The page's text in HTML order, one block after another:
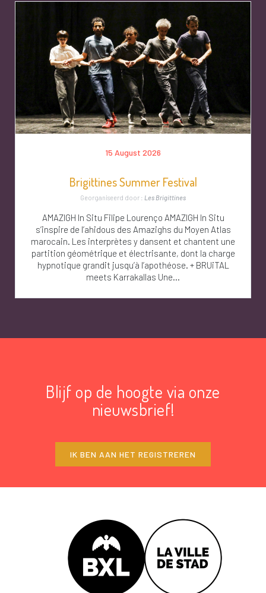
15 August 2026
Brigittines Summer Festival
Georganiseerd door : Les Brigittines
AMAZIGH In Situ Filipe Lourenço AMAZIGH In Situ
s’inspire de l’ahidous des Amazighs du Moyen Atlas
marocain. Les interprètes y dansent et chantent une
partition géométrique et électrisante, dont la charge
hypnotique grandit jusqu’à l’apothéose. + BRUiTAL
meets Karrakallas Une...
Blijf op de hoogte via onze
nieuwsbrief!
IK BEN AAN HET REGISTREREN